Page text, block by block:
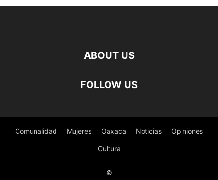
ABOUT US
FOLLOW US
Comunalidad Mujeres Oaxaca Noticias Opiniones
Cultura
©